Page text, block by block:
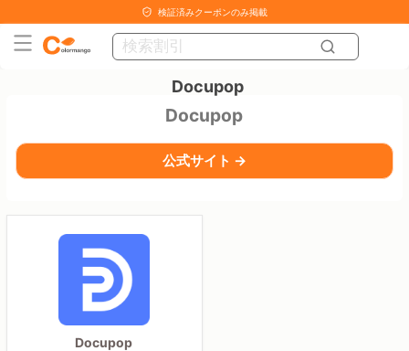
検証済みクーポンのみ掲載
Docupop
Docupop
公式サイト →
Docupop